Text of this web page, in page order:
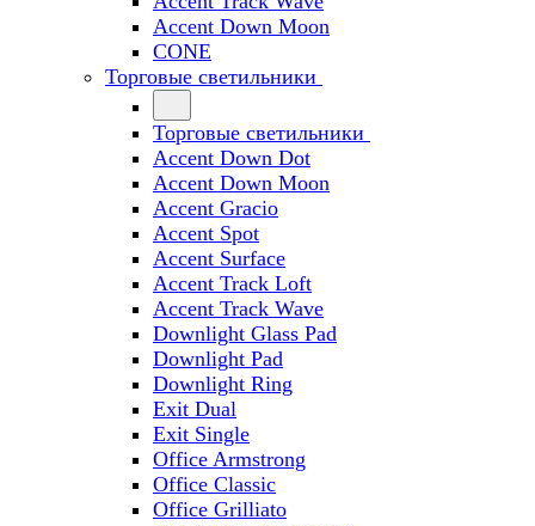
Accent Down Moon
CONE
Торговые светильники
Торговые светильники
Accent Down Dot
Accent Down Moon
Accent Gracio
Accent Spot
Accent Surface
Accent Track Loft
Accent Track Wave
Downlight Glass Pad
Downlight Pad
Downlight Ring
Exit Dual
Exit Single
Office Armstrong
Office Classic
Office Grilliato